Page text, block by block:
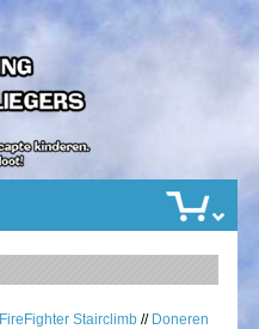
FireFighter Stairclimb // Doneren